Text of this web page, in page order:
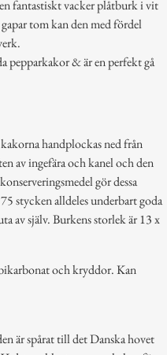
fantastiskt vacker plåtburk i vit
tom kan den med fördel
pepparkakor & är en perfekt gå
handplockas ned från
av ingefära och kanel och den
gör dessa
stycken alldeles underbart goda
av själv. Burkens storlek är 13 x
och kryddor. Kan
är spårat till det Danska hovet